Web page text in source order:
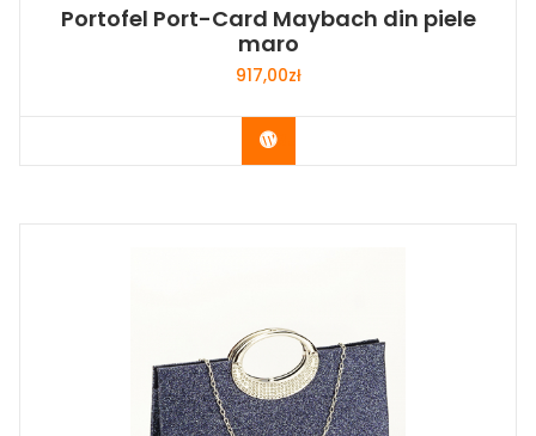
Portofel Port-Card Maybach din piele
maro
917,00zł
Buy Now